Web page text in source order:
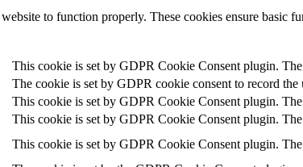
to function properly. These cookies ensure basic
This cookie is set by GDPR Cookie Consent plugin.
The cookie is set by GDPR cookie consent to record
This cookie is set by GDPR Cookie Consent plugin.
This cookie is set by GDPR Cookie Consent plugin.
This cookie is set by GDPR Cookie Consent plugin.